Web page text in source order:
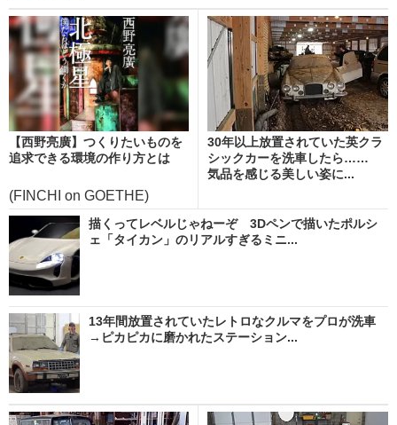
【西野亮廣】つくりたいものを
追求できる環境の作り方とは
(FINCHI on GOETHE)
30年以上放置されていた英クラ
シックカーを洗車したら……
気品を感じる美しい姿に...
描くってレベルじゃねーぞ 3Dペンで描いたポルシ
ェ「タイカン」のリアルすぎるミニ...
13年間放置されていたレトロなクルマをプロが洗車
→ピカピカに磨かれたステーション...